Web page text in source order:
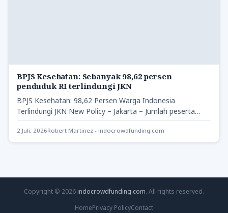
BPJS Kesehatan: Sebanyak 98,62 persen
penduduk RI terlindungi JKN
BPJS Kesehatan: 98,62 Persen Warga Indonesia
Terlindungi JKN New Policy – Jakarta – Jumlah peserta
Program Jaminan Kesehatan…
2 Juli, 2026Robert Martinez - indocrowdfunding.com
Copyright © 2026 indocrowdfunding.com. All rights reserved.
HomePrivacy PolicyContact